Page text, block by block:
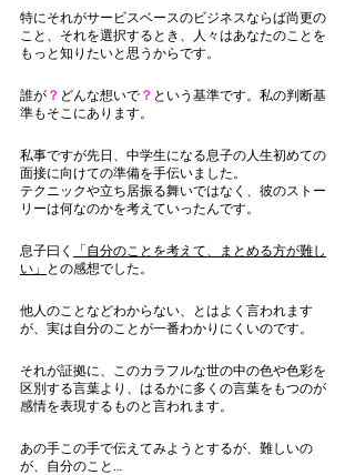
特にそれがサービスベースのビジネスならば尚更の
こと、それを選択するとき、人々はあなたのことを
もっと知りたいと思うからです。
誰が ？ どんな想いで ？ という基準です。私の判断基
準もそこにあります。
私事ですが先日、中学生になる息子の人生初めての
面接に向けての準備を手伝いました。
テクニックや立ち居振る舞いではなく、彼のストー
リーは何なのかを考えていったんです。
息子曰く
「自分のことを考えて、まとめる方が難し
い」
との感想でした。
他人のことなどわからない、とはよく言われます
が、実は自分のことが一番わかりにくいのです。
それが証拠に、このカラフルな世の中の色や色彩を
区別する言葉より、はるかに多くの言葉をもつのが
感情を表現するものと言われます。
あの手この手で伝えてみようとするが、難しいの
が、自分のこと…